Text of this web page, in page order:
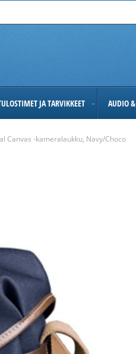
JA TARVIKKEET AUDIO
Canvas -kameralaukku, Navy/Choco